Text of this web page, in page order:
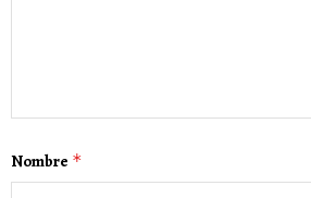
Nombre *